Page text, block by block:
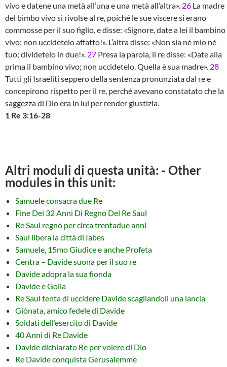
vivo e datene una metà all’una e una metà all’altra». 26 La madre
del bimbo vivo si rivolse al re, poiché le sue viscere si erano
commosse per il suo figlio, e disse: «Signore, date a lei il bambino
vivo; non uccidetelo affatto!». L’altra disse: «Non sia né mio né
tuo; dividetelo in due!». 27 Presa la parola, il re disse: «Date alla
prima il bambino vivo; non uccidetelo. Quella è sua madre». 28
Tutti gli Israeliti seppero della sentenza pronunziata dal re e
concepirono rispetto per il re, perché avevano constatato che la
saggezza di Dio era in lui per render giustizia.
1 Re 3:16-28
Altri moduli di questa unità: - Other
modules in this unit:
Samuele consacra due Re
Fine Dei 32 Anni Di Regno Del Re Saul
Re Saul regnò per circa trentadue anni
Saul libera la città di Iabes
Samuele, 15mo Giudice e anche Profeta
Centra – Davide suona per il suo re
Davide adopra la sua fionda
Davide e Golia
Re Saul tenta di uccidere Davide scagliandoli una lancia
Giònata, amico fedele di Davide
Soldati dell’esercito di Davide
40 Anni di Re Davide
Davide dichiarato Re per volere di Dio
Re Davide conquista Gerusalemme